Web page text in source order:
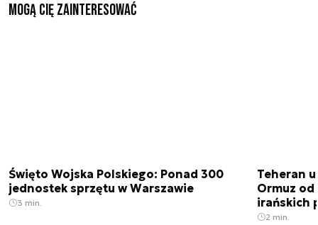
Mogą Cię zainteresować
Święto Wojska Polskiego: Ponad 300
jednostek sprzętu w Warszawie
3 min.
Teheran
Ormuz
irańskich
2 min.